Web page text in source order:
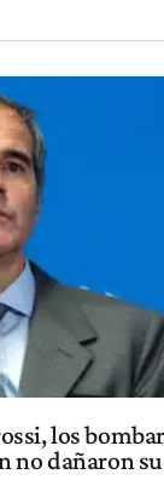
los
no dañaron